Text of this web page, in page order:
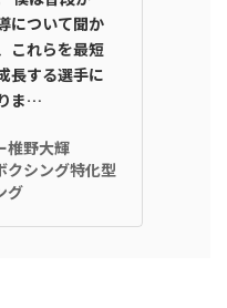
について聞か
これらを最短
長する選手に
ま…
椎野大輝
クシング特化型
グ